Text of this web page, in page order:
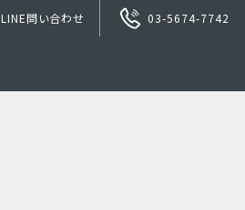
LINE問い合わせ 03-5674-7742